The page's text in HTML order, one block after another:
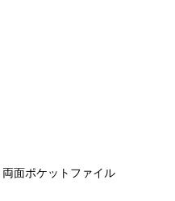
両面ポケットファイル